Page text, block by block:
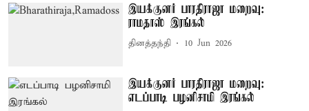
இயக்குனர் பாரதிராஜா மறைவு:
ராமதாஸ் இரங்கல்
தினத்தந்தி 10 Jun 2026
இயக்குனர் பாரதிராஜா மறைவு:
எடப்பாடி பழனிசாமி இரங்கல்